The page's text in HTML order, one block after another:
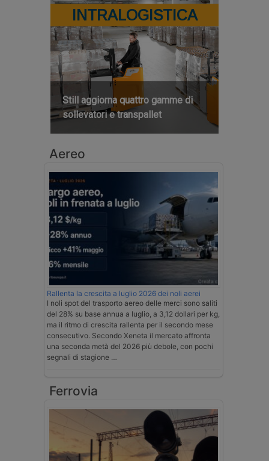
INTRALOGISTICA
Still aggiorna quattro gamme di
sollevatori e transpallet
Aereo
Rallenta la crescita a luglio 2026 dei noli aerei
I noli spot del trasporto aereo delle merci sono saliti
del 28% su base annua a luglio, a 3,12 dollari per kg,
ma il ritmo di crescita rallenta per il secondo mese
consecutivo. Secondo Xeneta il mercato affronta
una seconda metà del 2026 più debole, con pochi
segnali di stagione …
Ferrovia